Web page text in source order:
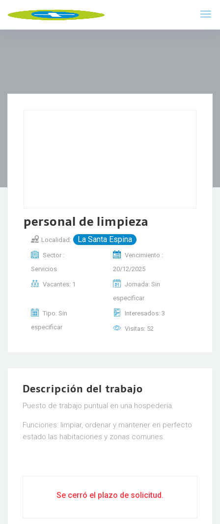
personal de limpieza
Localidad: La Santa Espina
Sector :
Servicios
Vencimiento :
20/12/2025
Vacantes: 1
Jornada: Sin
especificar
Tipo: Sin
especificar
Interesados: 3
Visitas: 52
Descripción del trabajo
Puesto de trabajo puntual en una hospedería.
Funciones: limpiar, ordenar y mantener en perfecto
estado las habitaciones y zonas comunes.
Se cerró el plazo de solicitud.